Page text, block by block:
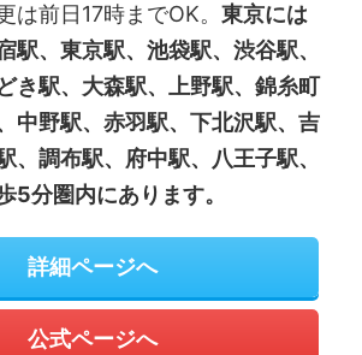
は前日17時までOK。 東京には
駅、東京駅、池袋駅、渋谷駅、
き駅、大森駅、上野駅、錦糸町
中野駅、赤羽駅、下北沢駅、吉
、調布駅、府中駅、八王子駅、
5分圏内にあります。
詳細ページへ
公式ページへ